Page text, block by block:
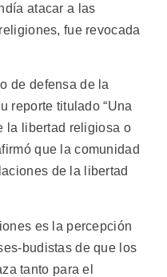
atacar a las
fue revocada
de defensa de la
reporte titulado “Una
la libertad religiosa o
que la comunidad
de la libertad
es la percepción
budistas de que los
tanto para el